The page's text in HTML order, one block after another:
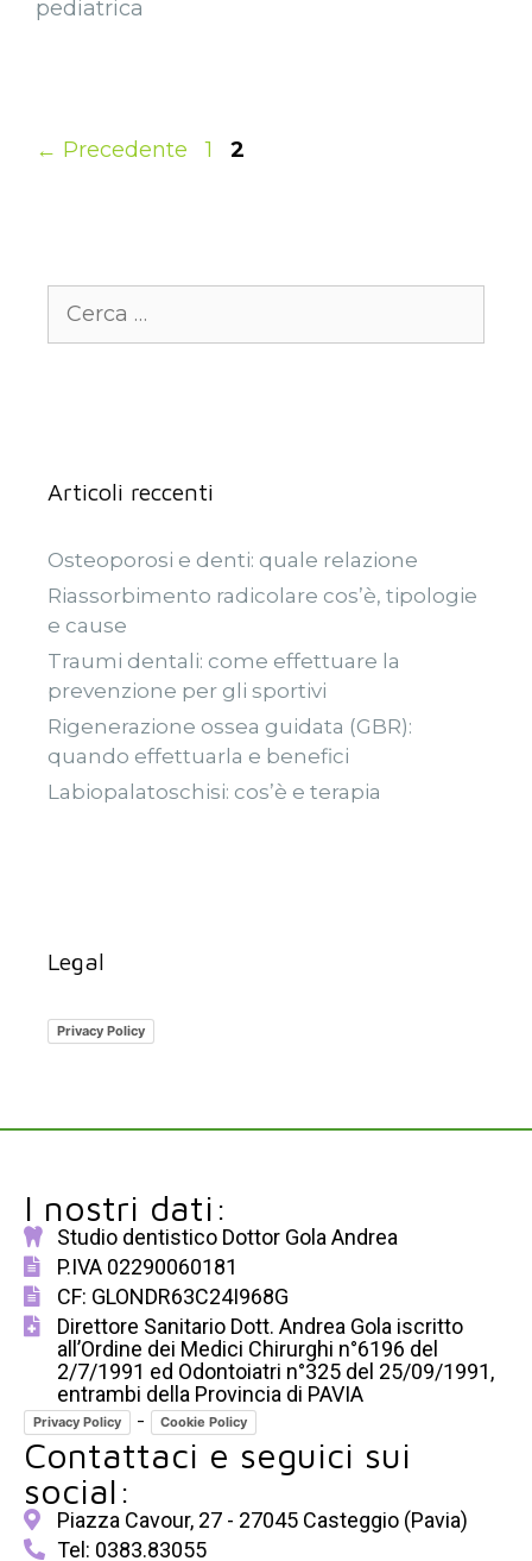
pediatrica
← Precedente 1 2
Articoli reccenti
Osteoporosi e denti: quale relazione
Riassorbimento radicolare cos’è, tipologie
e cause
Traumi dentali: come effettuare la
prevenzione per gli sportivi
Rigenerazione ossea guidata (GBR):
quando effettuarla e benefici
Labiopalatoschisi: cos’è e terapia
Legal
Privacy Policy
I nostri dati:
Studio dentistico Dottor Gola Andrea
P.IVA 02290060181
CF: GLONDR63C24I968G
Direttore Sanitario Dott. Andrea Gola iscritto
all’Ordine dei Medici Chirurghi n°6196 del
2/7/1991 ed Odontoiatri n°325 del 25/09/1991,
entrambi della Provincia di PAVIA
Privacy Policy - Cookie Policy
Contattaci e seguici sui
social:
Piazza Cavour, 27 - 27045 Casteggio (Pavia)
Tel: 0383.83055